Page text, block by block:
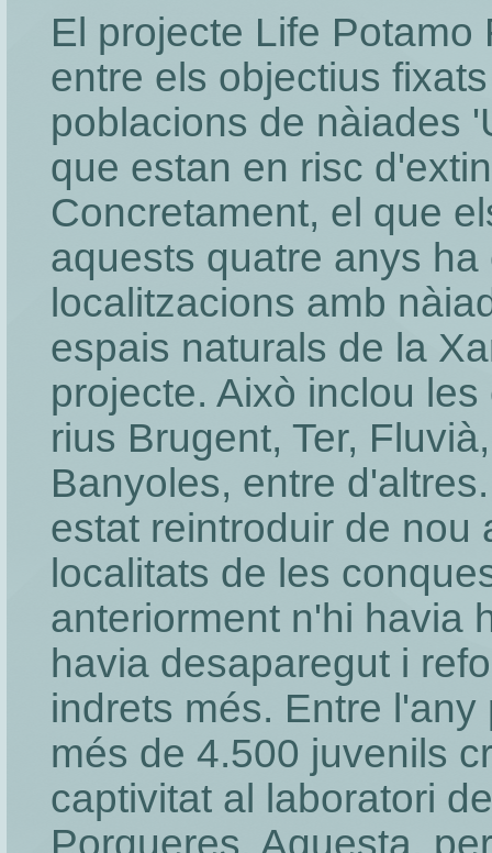
El projecte Life
entre els objectius
poblacions de nàiades
que estan en risc
Concretament, el que
aquests quatre anys
localitzacions amb
espais naturals de la
projecte. Això inclou
rius Brugent, Ter,
Banyoles, entre
estat reintroduir de nou
localitats de les
anteriorment n'hi havia
havia desaparegut i
indrets més. Entre
més de 4.500 juvenils
captivitat al laboratori
Porqueres. Aquesta,